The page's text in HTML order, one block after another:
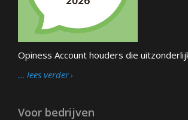
Opiness Account houders die
… lees verder
Voor bedrijven